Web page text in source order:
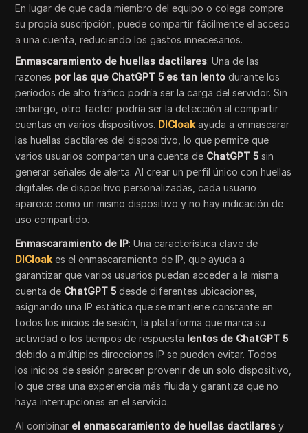
En lugar de que cada miembro del equipo o colega compre
su propia suscripción, puede compartir fácilmente el acceso
a una cuenta, reduciendo los gastos innecesarios.
Enmascaramiento de huellas dactilares: Una de las
razones por las que ChatGPT 5 es tan lento durante los
períodos de alto tráfico podría ser la carga del servidor. Sin
embargo, otro factor podría ser la detección al compartir
cuentas en varios dispositivos. DICloak ayuda a enmascarar
las huellas dactilares del dispositivo, lo que permite que
varios usuarios compartan una cuenta de ChatGPT 5 sin
generar señales de alerta. Al crear un perfil único con huellas
digitales de dispositivo personalizadas, cada usuario
aparece como un mismo dispositivo y no hay indicación de
uso compartido.
Enmascaramiento de IP: Una característica clave de
DICloak es el enmascaramiento de IP, que ayuda a
garantizar que varios usuarios puedan acceder a la misma
cuenta de ChatGPT 5 desde diferentes ubicaciones,
asignando una IP estática que se mantiene constante en
todos los inicios de sesión, la plataforma que marca su
actividad o los tiempos de respuesta lentos de ChatGPT 5
debido a múltiples direcciones IP se pueden evitar. Todos
los inicios de sesión parecen provenir de un solo dispositivo,
lo que crea una experiencia más fluida y garantiza que no
haya interrupciones en el servicio.
Al combinar el enmascaramiento de huellas dactilares y